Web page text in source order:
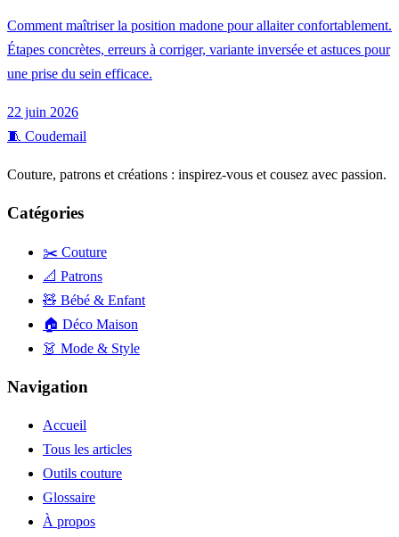
Comment maîtriser la position madone pour allaiter confortablement.
Étapes concrètes, erreurs à corriger, variante inversée et astuces pour
une prise du sein efficace.
22 juin 2026
🧵 Coudemail
Couture, patrons et créations : inspirez-vous et cousez avec passion.
Catégories
✂️ Couture
📐 Patrons
🧸 Bébé & Enfant
🏠 Déco Maison
👗 Mode & Style
Navigation
Accueil
Tous les articles
Outils couture
Glossaire
À propos